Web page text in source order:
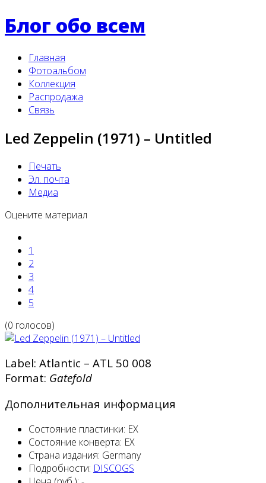
Блог обо всем
Главная
Фотоальбом
Коллекция
Распродажа
Связь
Led Zeppelin (1971) ‎– Untitled
Печать
Эл. почта
Медиа
Оцените материал
1
2
3
4
5
(0 голосов)
Label: Atlantic ‎– ATL 50 008
Format: Gatefold
Дополнительная информация
Состояние пластинки: EX
Состояние конверта: EX
Страна издания: Germany
Подробности: DISCOGS